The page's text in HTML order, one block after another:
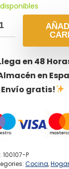
en 48
en
gratis!
100107-P
Cocina,Hogar